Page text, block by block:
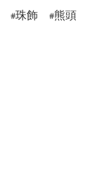
珠飾 熊頭